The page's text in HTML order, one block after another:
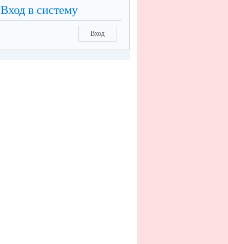
Вход в систему
Вход